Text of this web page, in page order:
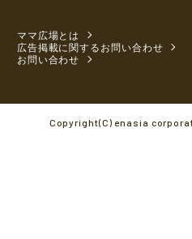
ママ広場とは
広告掲載に関するお問い合わせ
お問い合わせ
Copyright(C) enasia